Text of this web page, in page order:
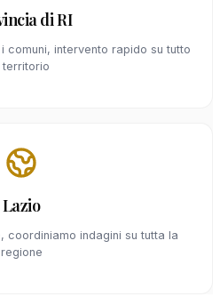
di RI
comuni, intervento rapido su tutto
territorio
Lazio
coordiniamo indagini su tutta la
regione